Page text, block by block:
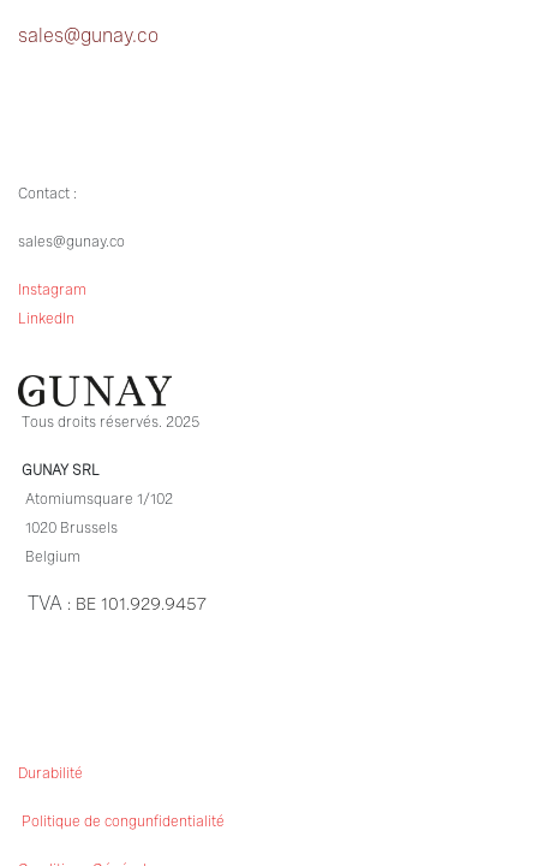
sales@gunay.co
Contact :
sales@gunay.co
Instagram
LinkedIn
Tous droits réservés. 2025
GUNAY SRL
Atomiumsquare 1/102
1020 Brussels
Belgium
TVA : BE 101.929.9457​
Durabilité
Politique de congunfidentialité